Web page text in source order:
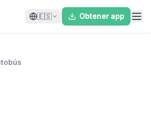
🇪🇸 Obtener app